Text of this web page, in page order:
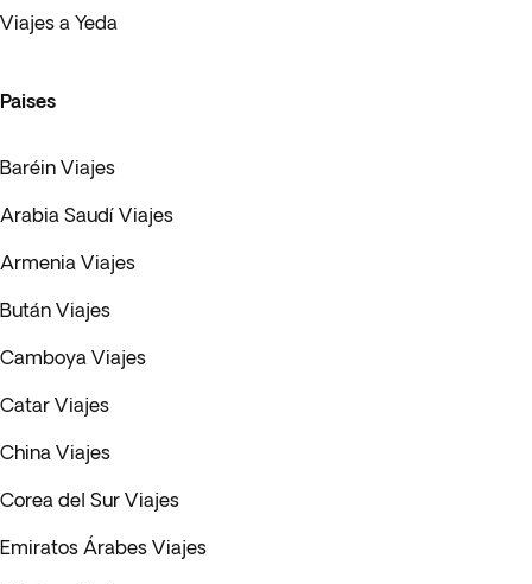
Viajes a Yeda
Paises
Baréin Viajes
Arabia Saudí Viajes
Armenia Viajes
Bután Viajes
Camboya Viajes
Catar Viajes
China Viajes
Corea del Sur Viajes
Emiratos Árabes Viajes